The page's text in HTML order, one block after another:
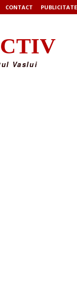
CONTACT PUBLICITATE
Vaslui